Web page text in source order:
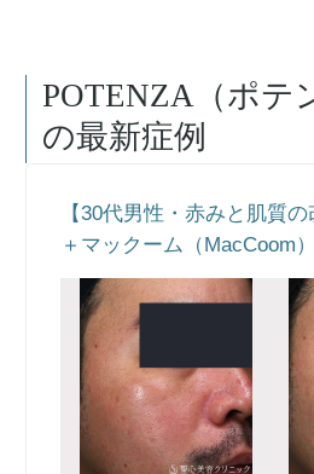
POTENZA（ポテ
の最新症例
【30代男性・赤みと肌質
＋マックーム（MacCoom